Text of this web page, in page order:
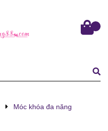
Móc khóa đa năng